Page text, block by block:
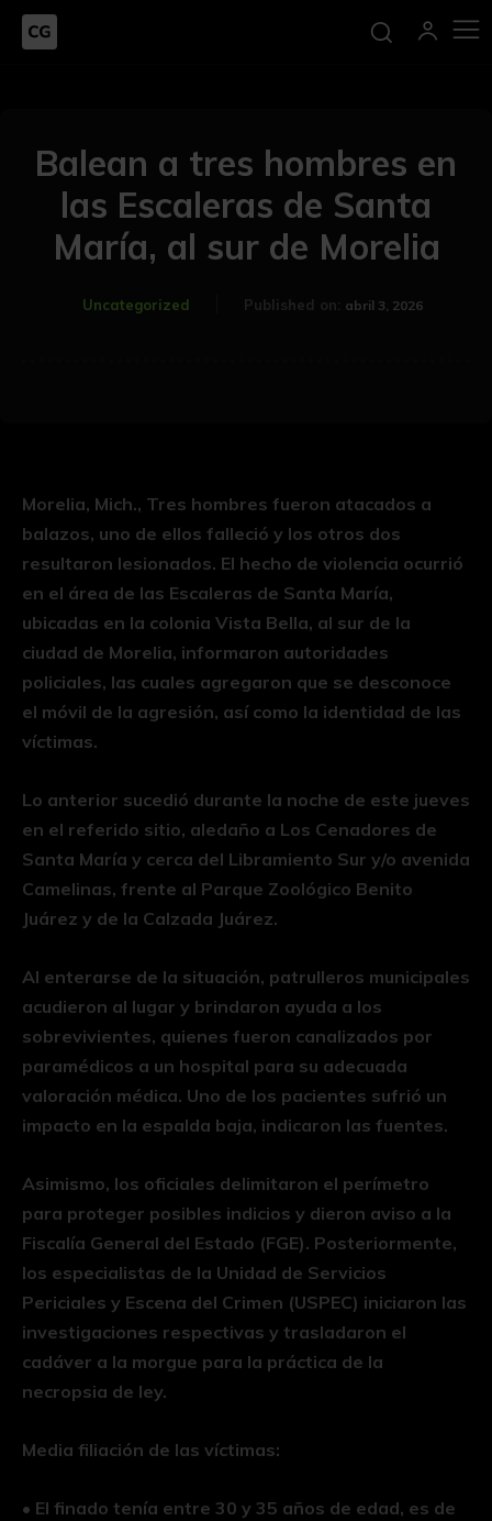
Balean a tres hombres en
las Escaleras de Santa
María, al sur de Morelia
Uncategorized Published on: abril 3, 2026
Morelia, Mich., Tres hombres fueron atacados a
balazos, uno de ellos falleció y los otros dos
resultaron lesionados. El hecho de violencia ocurrió
en el área de las Escaleras de Santa María,
ubicadas en la colonia Vista Bella, al sur de la
ciudad de Morelia, informaron autoridades
policiales, las cuales agregaron que se desconoce
el móvil de la agresión, así como la identidad de las
víctimas.
Lo anterior sucedió durante la noche de este jueves
en el referido sitio, aledaño a Los Cenadores de
Santa María y cerca del Libramiento Sur y/o avenida
Camelinas, frente al Parque Zoológico Benito
Juárez y de la Calzada Juárez.
Al enterarse de la situación, patrulleros municipales
acudieron al lugar y brindaron ayuda a los
sobrevivientes, quienes fueron canalizados por
paramédicos a un hospital para su adecuada
valoración médica. Uno de los pacientes sufrió un
impacto en la espalda baja, indicaron las fuentes.
Asimismo, los oficiales delimitaron el perímetro
para proteger posibles indicios y dieron aviso a la
Fiscalía General del Estado (FGE). Posteriormente,
los especialistas de la Unidad de Servicios
Periciales y Escena del Crimen (USPEC) iniciaron las
investigaciones respectivas y trasladaron el
cadáver a la morgue para la práctica de la
necropsia de ley.
Media filiación de las víctimas:
•⁠ ⁠El finado tenía entre 30 y 35 años de edad, es de